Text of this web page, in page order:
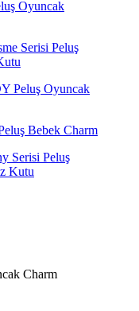
Charm